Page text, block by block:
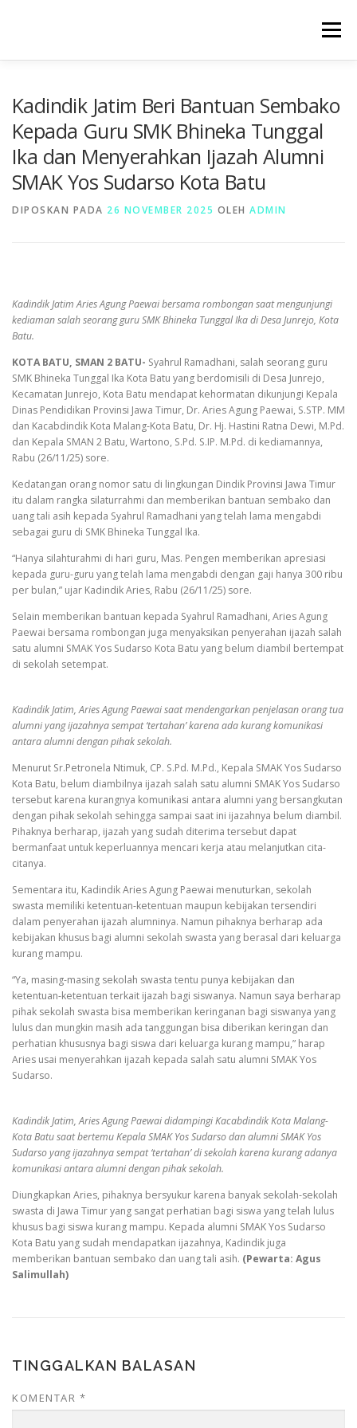
Menu
KESISWAAAN KURIKULUM GALERI
Kadindik Jatim Beri Bantuan Sembako
Kepada Guru SMK Bhineka Tunggal
Ika dan Menyerahkan Ijazah Alumni
SMAK Yos Sudarso Kota Batu
DIPOSKAN PADA 26 NOVEMBER 2025 OLEH ADMIN
Kadindik Jatim Aries Agung Paewai bersama rombongan saat mengunjungi
kediaman salah seorang guru SMK Bhineka Tunggal Ika di Desa Junrejo, Kota
Batu.
KOTA BATU, SMAN 2 BATU- Syahrul Ramadhani, salah seorang guru
SMK Bhineka Tunggal Ika Kota Batu yang berdomisili di Desa Junrejo,
Kecamatan Junrejo, Kota Batu mendapat kehormatan dikunjungi Kepala
Dinas Pendidikan Provinsi Jawa Timur, Dr. Aries Agung Paewai, S.STP. MM
dan Kacabdindik Kota Malang-Kota Batu, Dr. Hj. Hastini Ratna Dewi, M.Pd.
dan Kepala SMAN 2 Batu, Wartono, S.Pd. S.IP. M.Pd. di kediamannya,
Rabu (26/11/25) sore.
Kedatangan orang nomor satu di lingkungan Dindik Provinsi Jawa Timur
itu dalam rangka silaturrahmi dan memberikan bantuan sembako dan
uang tali asih kepada Syahrul Ramadhani yang telah lama mengabdi
sebagai guru di SMK Bhineka Tunggal Ika.
“Hanya silahturahmi di hari guru, Mas. Pengen memberikan apresiasi
kepada guru-guru yang telah lama mengabdi dengan gaji hanya 300 ribu
per bulan,” ujar Kadindik Aries, Rabu (26/11/25) sore.
Selain memberikan bantuan kepada Syahrul Ramadhani, Aries Agung
Paewai bersama rombongan juga menyaksikan penyerahan ijazah salah
satu alumni SMAK Yos Sudarso Kota Batu yang belum diambil bertempat
di sekolah setempat.
Kadindik Jatim, Aries Agung Paewai saat mendengarkan penjelasan orang tua
alumni yang ijazahnya sempat ‘tertahan’ karena ada kurang komunikasi
antara alumni dengan pihak sekolah.
Menurut Sr.Petronela Ntimuk, CP. S.Pd. M.Pd., Kepala SMAK Yos Sudarso
Kota Batu, belum diambilnya ijazah salah satu alumni SMAK Yos Sudarso
tersebut karena kurangnya komunikasi antara alumni yang bersangkutan
dengan pihak sekolah sehingga sampai saat ini ijazahnya belum diambil.
Pihaknya berharap, ijazah yang sudah diterima tersebut dapat
bermanfaat untuk keperluannya mencari kerja atau melanjutkan cita-
citanya.
Sementara itu, Kadindik Aries Agung Paewai menuturkan, sekolah
swasta memiliki ketentuan-ketentuan maupun kebijakan tersendiri
dalam penyerahan ijazah alumninya. Namun pihaknya berharap ada
kebijakan khusus bagi alumni sekolah swasta yang berasal dari keluarga
kurang mampu.
“Ya, masing-masing sekolah swasta tentu punya kebijakan dan
ketentuan-ketentuan terkait ijazah bagi siswanya. Namun saya berharap
pihak sekolah swasta bisa memberikan keringanan bagi siswanya yang
lulus dan mungkin masih ada tanggungan bisa diberikan keringan dan
perhatian khususnya bagi siswa dari keluarga kurang mampu,” harap
Aries usai menyerahkan ijazah kepada salah satu alumni SMAK Yos
Sudarso.
Kadindik Jatim, Aries Agung Paewai didampingi Kacabdindik Kota Malang-
Kota Batu saat bertemu Kepala SMAK Yos Sudarso dan alumni SMAK Yos
Sudarso yang ijazahnya sempat ‘tertahan’ di sekolah karena kurang adanya
komunikasi antara alumni dengan pihak sekolah.
Diungkapkan Aries, pihaknya bersyukur karena banyak sekolah-sekolah
swasta di Jawa Timur yang sangat perhatian bagi siswa yang telah lulus
khusus bagi siswa kurang mampu. Kepada alumni SMAK Yos Sudarso
Kota Batu yang sudah mendapatkan ijazahnya, Kadindik juga
memberikan bantuan sembako dan uang tali asih. (Pewarta: Agus
Salimullah)
TINGGALKAN BALASAN
KOMENTAR *